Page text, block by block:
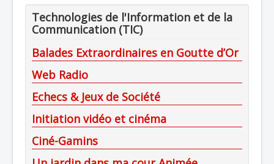
Technologies de l'Information et de la
Communication (TIC)
Balades Extraordinaires en Goutte d’Or
Web Radio
Echecs & Jeux de Société
Initiation vidéo et cinéma
Ciné-Gamins